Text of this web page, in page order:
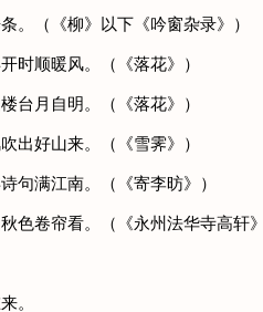
（《柳》以下《吟窗杂录》）
顺暖风。（《落花》）
月自明。（《落花》）
好山来。（《雪霁》）
满江南。（《寄李昉》）
卷帘看。（《永州法华寺高轩
。